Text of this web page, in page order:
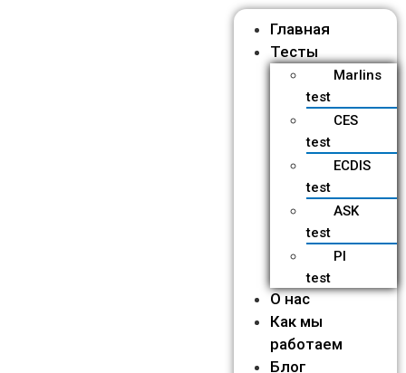
Главная
Тесты
Marlins
test
CES
test
ECDIS
test
ASK
test
PI
test
О нас
Как мы
работаем
Блог